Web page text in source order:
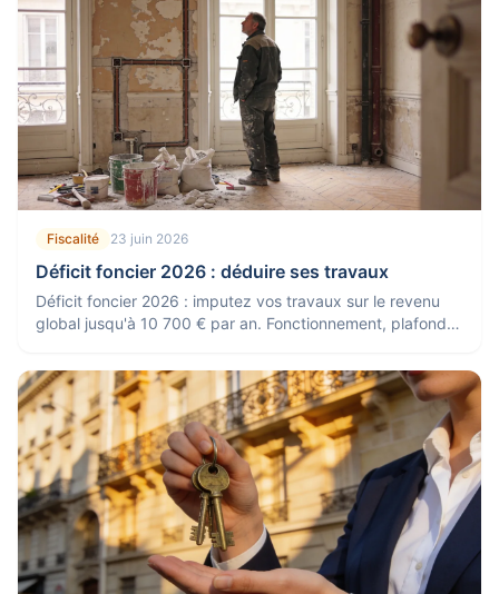
Fiscalité 23 juin 2026
Déficit foncier 2026 : déduire ses travaux
Déficit foncier 2026 : imputez vos travaux sur le revenu
global jusqu'à 10 700 € par an. Fonctionnement, plafond,